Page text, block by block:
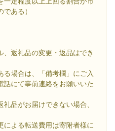
ある）
、返礼品の変更・返品はでき
る場合は、「備考欄」にご入
話にて事前連絡をお願いいた
礼品がお届けできない場合、
による転送費用は寄附者様に